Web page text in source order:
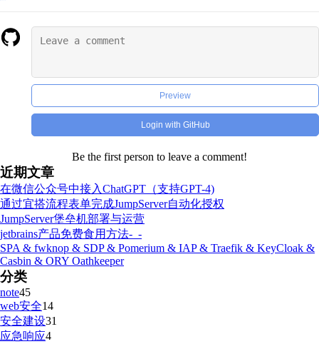
Preview
Login with GitHub
Be the first person to leave a comment!
近期文章
在微信公众号中接入ChatGPT（支持GPT-4)
通过宜搭流程表单完成JumpServer自动化授权
JumpServer堡垒机部署与运营
jetbrains产品免费食用方法-_-
SPA & fwknop & SDP & Pomerium & IAP & Traefik & KeyCloak &
Casbin & ORY Oathkeeper
分类
note45
web安全14
安全建设31
应急响应4